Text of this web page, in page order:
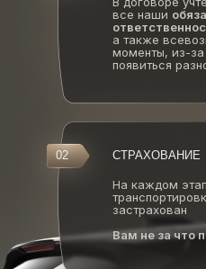
СТРАХОВАНИЕ
02
все наши
а также
моменты, из-за
появиться
На каждом
застрахован
Вам не за что